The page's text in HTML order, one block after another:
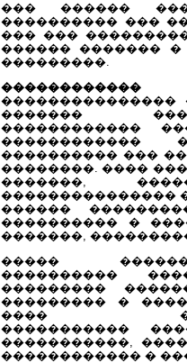
��� ������
���������� ���
��� ���
������ �������
���������.
������������
���������������
�������
������������
���������� ���
��������. ����
�������,
���������������
������
���������� �
�������,
�����
����������
���������
��������� �
����
�����������
�����������,
������������ �